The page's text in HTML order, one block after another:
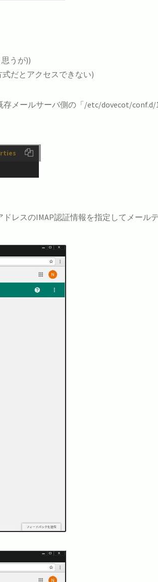
うが))
だとアクセスできない)
メールサーバ側の「/etc/dovecot/
スのIMAP認証情報を指定してメール